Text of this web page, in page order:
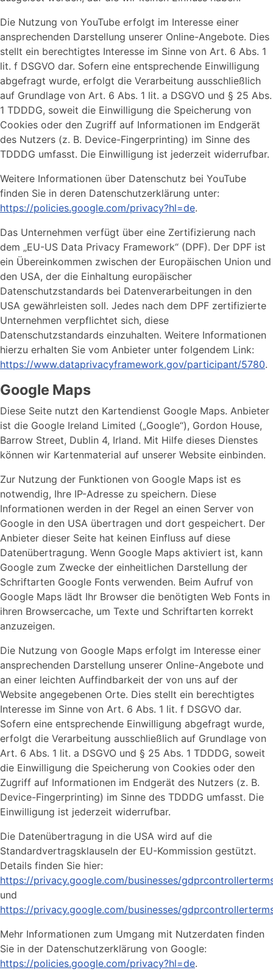
Die Nutzung von YouTube erfolgt im Interesse einer
ansprechenden Darstellung unserer Online-Angebote. Dies
stellt ein berechtigtes Interesse im Sinne von Art. 6 Abs. 1
lit. f DSGVO dar. Sofern eine entsprechende Einwilligung
abgefragt wurde, erfolgt die Verarbeitung ausschließlich
auf Grundlage von Art. 6 Abs. 1 lit. a DSGVO und § 25 Abs.
1 TDDDG, soweit die Einwilligung die Speicherung von
Cookies oder den Zugriff auf Informationen im Endgerät
des Nutzers (z. B. Device-Fingerprinting) im Sinne des
TDDDG umfasst. Die Einwilligung ist jederzeit widerrufbar.
Weitere Informationen über Datenschutz bei YouTube
finden Sie in deren Datenschutzerklärung unter:
https://policies.google.com/privacy?hl=de.
Das Unternehmen verfügt über eine Zertifizierung nach
dem „EU-US Data Privacy Framework“ (DPF). Der DPF ist
ein Übereinkommen zwischen der Europäischen Union und
den USA, der die Einhaltung europäischer
Datenschutzstandards bei Datenverarbeitungen in den
USA gewährleisten soll. Jedes nach dem DPF zertifizierte
Unternehmen verpflichtet sich, diese
Datenschutzstandards einzuhalten. Weitere Informationen
hierzu erhalten Sie vom Anbieter unter folgendem Link:
https://www.dataprivacyframework.gov/participant/5780.
Google Maps
Diese Seite nutzt den Kartendienst Google Maps. Anbieter
ist die Google Ireland Limited („Google“), Gordon House,
Barrow Street, Dublin 4, Irland. Mit Hilfe dieses Dienstes
können wir Kartenmaterial auf unserer Website einbinden.
Zur Nutzung der Funktionen von Google Maps ist es
notwendig, Ihre IP-Adresse zu speichern. Diese
Informationen werden in der Regel an einen Server von
Google in den USA übertragen und dort gespeichert. Der
Anbieter dieser Seite hat keinen Einfluss auf diese
Datenübertragung. Wenn Google Maps aktiviert ist, kann
Google zum Zwecke der einheitlichen Darstellung der
Schriftarten Google Fonts verwenden. Beim Aufruf von
Google Maps lädt Ihr Browser die benötigten Web Fonts in
ihren Browsercache, um Texte und Schriftarten korrekt
anzuzeigen.
Die Nutzung von Google Maps erfolgt im Interesse einer
ansprechenden Darstellung unserer Online-Angebote und
an einer leichten Auffindbarkeit der von uns auf der
Website angegebenen Orte. Dies stellt ein berechtigtes
Interesse im Sinne von Art. 6 Abs. 1 lit. f DSGVO dar.
Sofern eine entsprechende Einwilligung abgefragt wurde,
erfolgt die Verarbeitung ausschließlich auf Grundlage von
Art. 6 Abs. 1 lit. a DSGVO und § 25 Abs. 1 TDDDG, soweit
die Einwilligung die Speicherung von Cookies oder den
Zugriff auf Informationen im Endgerät des Nutzers (z. B.
Device-Fingerprinting) im Sinne des TDDDG umfasst. Die
Einwilligung ist jederzeit widerrufbar.
Die Datenübertragung in die USA wird auf die
Standardvertragsklauseln der EU-Kommission gestützt.
Details finden Sie hier:
https://privacy.google.com/businesses/
und
https://privacy.google.com/businesses/
Mehr Informationen zum Umgang mit Nutzerdaten finden
Sie in der Datenschutzerklärung von Google:
https://policies.google.com/privacy?hl=de.